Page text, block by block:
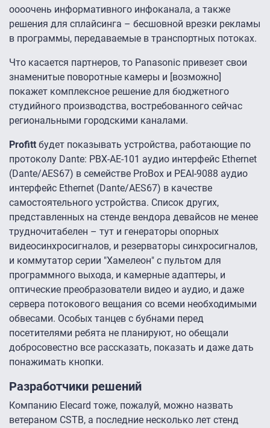
оооочень информативного инфоканала, а также
решения для сплайсинга – бесшовной врезки рекламы
в программы, передаваемые в транспортных потоках.
Что касается партнеров, то Panasonic привезет свои
знаменитые поворотные камеры и [возможно]
покажет комплексное решение для бюджетного
студийного производства, востребованного сейчас
региональными городскими каналами.
Profitt будет показывать устройства, работающие по
протоколу Dante: PBX-AE-101 аудио интерфейс Ethernet
(Dante/AES67) в семействе ProBox и PEAI-9088 аудио
интерфейс Ethernet (Dante/AES67) в качестве
самостоятельного устройства. Список других,
представленных на стенде вендора девайсов не менее
трудночитабелен – тут и генераторы опорных
видеосинхросигналов, и резерваторы синхросигналов,
и коммутатор серии "Хамелеон" с пультом для
программного выхода, и камерные адаптеры, и
оптические преобразователи видео и аудио, и даже
сервера потокового вещания со всеми необходимыми
обвесами. Особых танцев с бубнами перед
посетителями ребята не планируют, но обещали
добросовестно все рассказать, показать и даже дать
понажимать кнопки.
Разработчики решений
Компанию Elecard тоже, пожалуй, можно назвать
ветераном CSTB, а последние несколько лет стенд